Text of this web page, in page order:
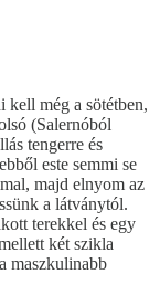
kell még a sötétben,
(Salernóból
tengerre és
este semmi se
majd elnyom az
a látványtól.
terekkel és egy
két szikla
maszkulinabb